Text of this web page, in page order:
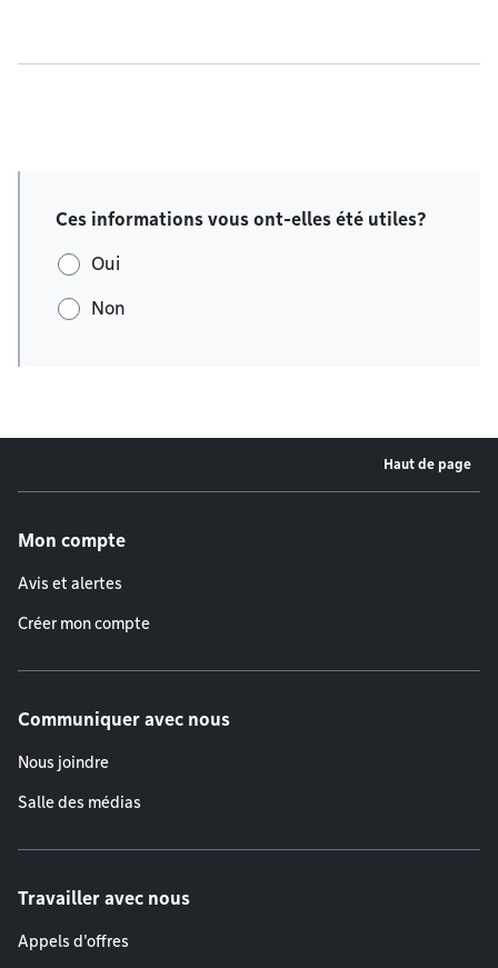
Ces informations vous ont-elles été utiles?
Oui
Non
Haut de page
Mon compte
Avis et alertes
Créer mon compte
Communiquer avec nous
Nous joindre
Salle des médias
Travailler avec nous
Appels d'offres